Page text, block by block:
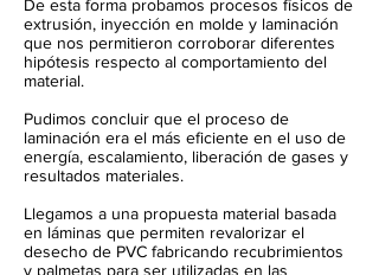
De esta forma probamos procesos físicos de
extrusión, inyección en molde y laminación
que nos permitieron corroborar diferentes
hipótesis respecto al comportamiento del
material.
Pudimos concluir que el proceso de
laminación era el más eficiente en el uso de
energía, escalamiento, liberación de gases y
resultados materiales.
Llegamos a una propuesta material basada
en láminas que permiten revalorizar el
desecho de PVC fabricando recubrimientos
y palmetas para ser utilizadas en las